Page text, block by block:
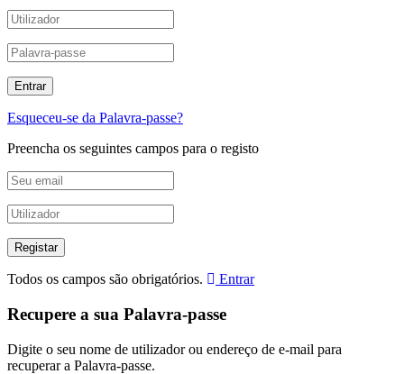
Esqueceu-se da Palavra-passe?
Preencha os seguintes campos para o registo
Todos os campos são obrigatórios. Entrar
Recupere a sua Palavra-passe
Digite o seu nome de utilizador ou endereço de e-mail para
recuperar a Palavra-passe.